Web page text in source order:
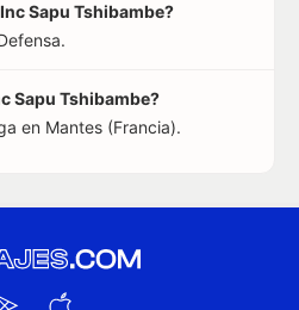
Sapu Tshibambe?
Sapu Tshibambe?
en Mantes (Francia).